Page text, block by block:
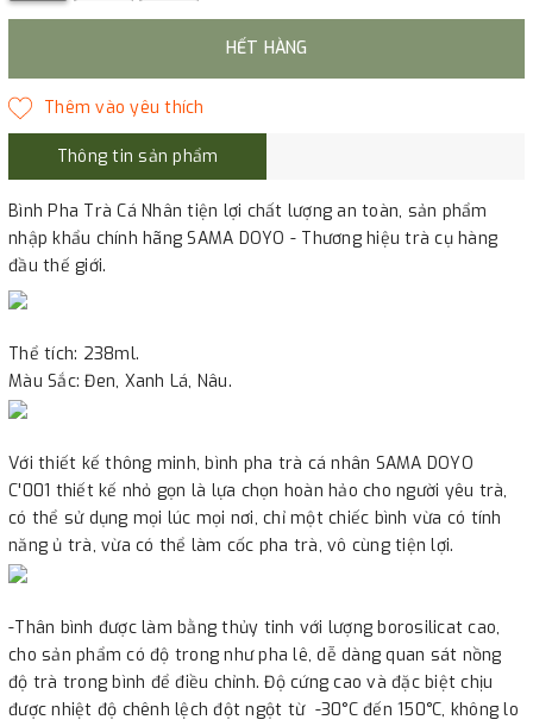
HẾT HÀNG
Thông tin sản phẩm
Bình Pha Trà Cá Nhân tiện lợi chất lượng an toàn, sản phẩm
nhập khẩu chính hãng SAMA DOYO - Thương hiệu trà cụ hàng
đầu thế giới.
Thể tích: 238ml.
Màu Sắc: Đen, Xanh Lá, Nâu.
Với thiết kế thông minh, bình pha trà cá nhân SAMA DOYO
C'001 thiết kế nhỏ gọn là lựa chọn hoàn hảo cho người yêu trà,
có thể sử dụng mọi lúc mọi nơi, chỉ một chiếc bình vừa có tính
năng ủ trà, vừa có thể làm cốc pha trà, vô cùng tiện lợi.
-Thân bình được làm bằng thủy tinh với lượng borosilicat cao,
cho sản phẩm có độ trong như pha lê, dễ dàng quan sát nồng
độ trà trong bình để điều chỉnh. Độ cứng cao và đặc biệt chịu
được nhiệt độ chênh lệch đột ngột từ -30°C đến 150°C, không lo